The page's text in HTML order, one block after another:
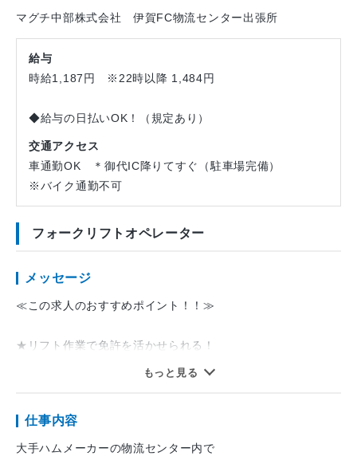
マグチ中部株式会社 伊賀FC物流センター出張所
給与
時給1,187円 ※22時以降 1,484円
◆給与の日払いOK！（規定あり）
交通アクセス
車通勤OK ＊御代IC降りてすぐ（駐車場完備）
※バイク通勤不可
フォークリフトオペレーター
メッセージ
≪この求人のおすすめポイント！！≫
★リフト作業で免許を活かせられる！
★大手ハムメーカーのセンターで安定して働ける！
★週2日～・土日のみの勤務もOK！
★フルタイムで働きたい方も大歓迎！
もっと見る
仕事内容
大手ハムメーカーの物流センター内で